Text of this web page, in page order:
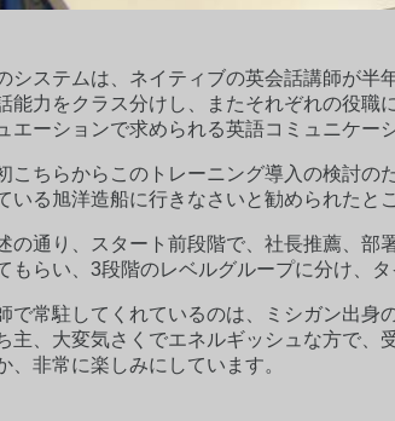
システムは、ネイティブの英会話講師が
能力をクラス分けし、またそれぞれの役職
エーションで求められる英語コミュニケー
こちらからこのトレーニング導入の検討の
いる旭洋造船に行きなさいと勧められたと
の通り、スタート前段階で、社長推薦、部
もらい、3段階のレベルグループに分け、
で常駐してくれているのは、ミシガン出身
主、大変気さくでエネルギッシュな方で、
、非常に楽しみにしています。